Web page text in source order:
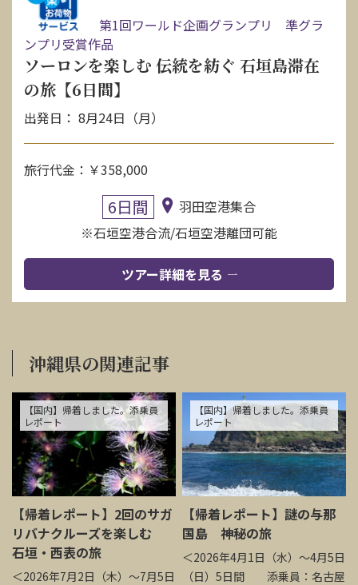
第1回ワールド企画グランプリ 準グラ
ンプリ受賞作品
ソーロンを楽しむ 伝統を紡ぐ 石垣島滞在
の旅【6日間】
出発日： 8月24日（月）
旅行代金：￥358,000
6日間
羽田空港集合
※石垣空港合流/石垣空港離団可能
ツアー詳細を見る
沖縄県の関連記事
【国内】帰着しました。添乗員
レポート
【帰着レポート】2回のサガ
リバナクルーズを楽しむ
石垣・西表の旅
＜2026年7月2日（木）～7月5日
【国内】帰着しました。添乗員
レポート
【帰着レポート】謎の与那
国島 神秘の旅
＜2026年4月1日（水）～4月5日
（日）5日間 添乗員：名古屋